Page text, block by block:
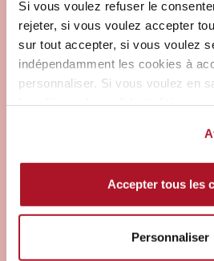
Si vous voulez refuser le
rejeter, si vous voulez accepter
sur tout accepter, si vous voulez
indépendamment les cookies à
personnaliser. Si vous voulez en
Accepter tous les
Personnaliser
MARQUE ET PRODUITS
MASCARA 24ORE
INSTANT VOLUME UP